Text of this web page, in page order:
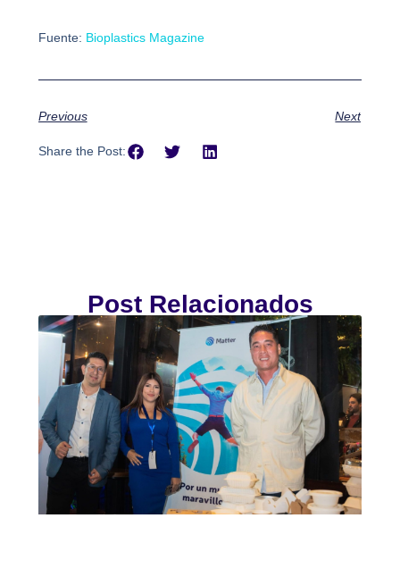
Fuente: Bioplastics Magazine
Previous Next
Share the Post:
Post Relacionados